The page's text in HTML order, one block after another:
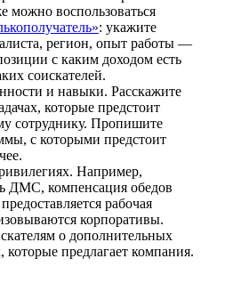
можно воспользоваться
: укажите
регион, опыт работы —
с каким доходом есть
соискателей.
и навыки. Расскажите
которые предстоит
сотруднику. Пропишите
с которыми предстоит
Например,
ДМС, компенсация обедов
рабочая
корпоративы.
о дополнительных
которые предлагает компания.